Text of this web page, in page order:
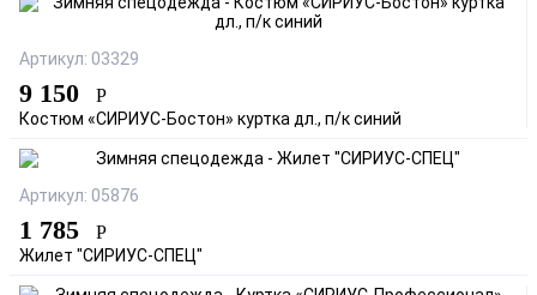
Артикул: 03329
9 150 Р
Костюм «СИРИУС-Бостон» куртка дл., п/к синий
Артикул: 05876
1 785 Р
Жилет "СИРИУС-СПЕЦ"